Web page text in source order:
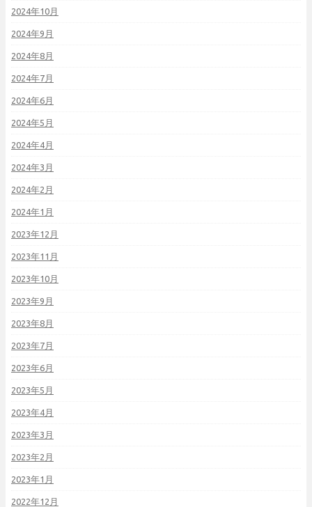
2024年10月
2024年9月
2024年8月
2024年7月
2024年6月
2024年5月
2024年4月
2024年3月
2024年2月
2024年1月
2023年12月
2023年11月
2023年10月
2023年9月
2023年8月
2023年7月
2023年6月
2023年5月
2023年4月
2023年3月
2023年2月
2023年1月
2022年12月